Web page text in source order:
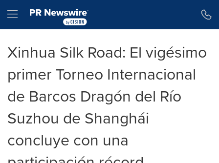
Hamburger menu
Xinhua Silk Road: El vigésimo
primer Torneo Internacional
de Barcos Dragón del Río
Suzhou de Shanghái
concluye con una